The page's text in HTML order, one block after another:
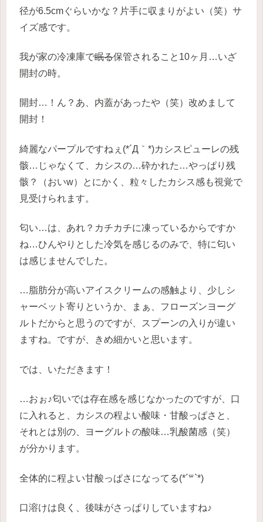
径が6.5cmぐらいかな？片手に収まりがよい（笑）サ
イズ感です。
我が家の冷凍庫で眠る保管されること10ヶ月…いざ
開封の時。
開封…！ん？あ、内蓋があったや（笑）改めまして
開封！
綺麗なパープルですねぇ(*´Д｀*)カシスピューレの残
骸…じゃなくて、カシスの…砕かれた…やっぱり残
骸？（おいw）とにかく、粒々したカシス感も視覚で
見受けられます。
匂い…は、あれ？カチカチに凍っているからですか
ね…ひんやりとした冷気を感じるのみで、特に匂い
は感じませんでした。
…脂肪分が高いアイスクリームの感触より、少しシ
ャーベット寄りというか、まぁ、フローズンヨーグ
ルトだからと思うのですが、スプーンの入りが違い
ますね。ですが、きめ細かいと思います。
では、いただきます！
…おぉ♪匂いでは存在感を感じなかったのですが、口
に入れると、カシスの程よい酸味・甘酸っぱさと、
それとは別の、ヨーグルトの酸味…乳酸菌感（笑）
が分かります。
全体的に程よい甘酸っぱさになってる(*´꒳`*)
口溶けは良く、後味がさっぱりしていますね♪